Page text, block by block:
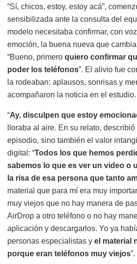
“Sí, chicos, estoy, estoy acá”,
sensibilizada ante la consulta del
modelo necesitaba confirmar, con
emoción, la buena nueva que
“Bueno, primero quiero confirmar
poder los teléfonos”. El alivio fue
la rodeaban: aplausos, sonrisas y
acompañaron la noticia en el estudio.
“Ay, disculpen que estoy
lloraba al aire. En su relato,
episodio, sino también el valor
digital: “Todos los que hemos
sabemos lo que es ver un video o
la risa de esa persona que tanto
material que para mí era muy
muy viejos que no hay manera de
AirDrop a otro teléfono o no hay
aplicación y descargarlos. Yo ya
personas especialistas y el material
porque eran teléfonos muy viejos”.